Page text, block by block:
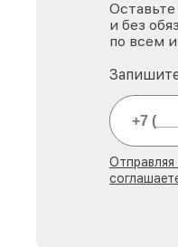
и без
по всем